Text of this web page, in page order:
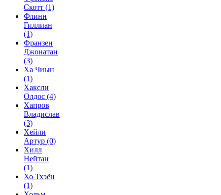
Скотт (1)
Флинн
Гиллиан
(1)
Франзен
Джонатан
(3)
Ха Чиын
(1)
Хаксли
Олдос (4)
Хапров
Владислав
(3)
Хейли
Артур (0)
Хилл
Нейтан
(1)
Хо Тхэён
(1)